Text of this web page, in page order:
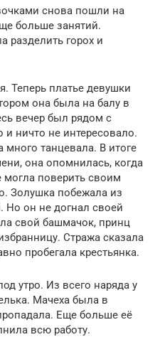
снова пошли на
больше занятий.
разделить горох и
Теперь платье девушки
она была на балу в
вечер был рядом с
ничто не интересовало.
танцевала. В итоге
она опомнилась, когда
поверить своим
Золушка побежала из
Но он не догнал своей
свой башмачок, принц
Стража сказала
пробегала крестьянка.
утро. Из всего наряда у
Мачеха была в
Еще больше её
всю работу.